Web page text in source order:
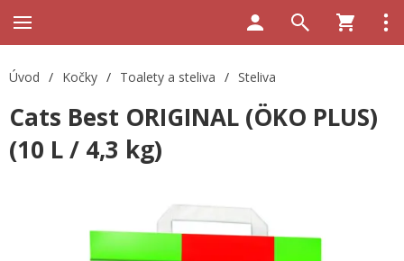
Úvod / Kočky / Toalety a steliva / Steliva
Cats Best ORIGINAL (ÖKO PLUS)
(10 L / 4,3 kg)